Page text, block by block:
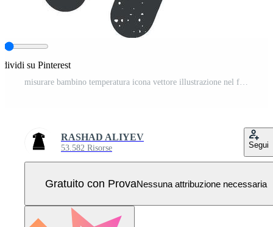
su Pinterest
misurare bambino temperatura icona vettore illustrazione nel francobollo stile Vettore Pro
RASHAD ALIYEV
53.582 Risorse Segui
Gratuito con ProvaNessuna attribuzione necessaria